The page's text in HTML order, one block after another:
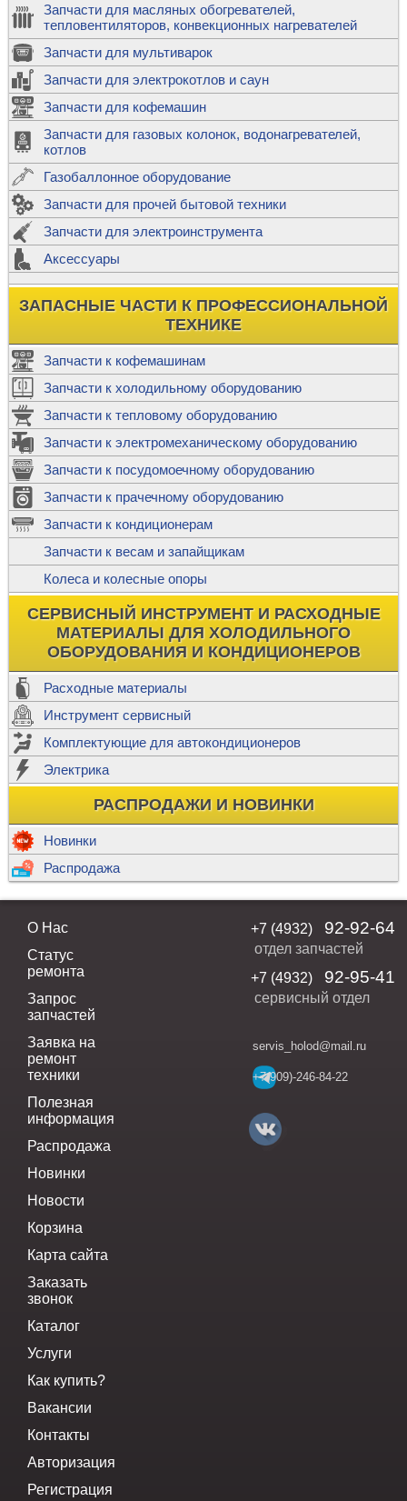
Запчасти для масляных обогревателей,
тепловентиляторов, конвекционных нагревателей
Запчасти для мультиварок
Запчасти для электрокотлов и саун
Запчасти для кофемашин
Запчасти для газовых колонок, водонагревателей,
котлов
Газобаллонное оборудование
Запчасти для прочей бытовой техники
Запчасти для электроинструмента
Аксессуары
ЗАПАСНЫЕ ЧАСТИ К ПРОФЕССИОНАЛЬНОЙ
ТЕХНИКЕ
Запчасти к кофемашинам
Запчасти к холодильному оборудованию
Запчасти к тепловому оборудованию
Запчасти к электромеханическому оборудованию
Запчасти к посудомоечному оборудованию
Запчасти к прачечному оборудованию
Запчасти к кондиционерам
Запчасти к весам и запайщикам
Колеса и колесные опоры
СЕРВИСНЫЙ ИНСТРУМЕНТ И РАСХОДНЫЕ
МАТЕРИАЛЫ ДЛЯ ХОЛОДИЛЬНОГО
ОБОРУДОВАНИЯ И КОНДИЦИОНЕРОВ
Расходные материалы
Инструмент сервисный
Комплектующие для автокондиционеров
Электрика
РАСПРОДАЖИ И НОВИНКИ
Новинки
Распродажа
О Нас
Статус
ремонта
Запрос
запчастей
Заявка на
ремонт
техники
Полезная
информация
Распродажа
Новинки
Новости
Корзина
Карта сайта
Заказать
звонок
Каталог
Услуги
Как купить?
Вакансии
Контакты
Авторизация
Регистрация
+7 (4932) 92-92-64
отдел запчастей
+7 (4932)
92-95-41
сервисный отдел
servis_holod@mail.ru
+7(909)-246-84-22